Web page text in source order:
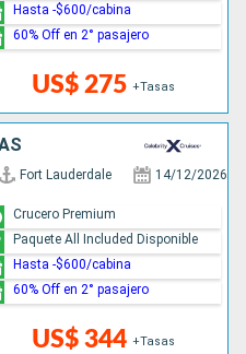
US$ 275 +Tasas
Hasta -$600/cabina
60% Off en 2° pasajero
Fort Lauderdale 14/12/2026
US$ 344 +Tasas
Crucero Premium
Paquete All Included Disponible
Hasta -$600/cabina
60% Off en 2° pasajero